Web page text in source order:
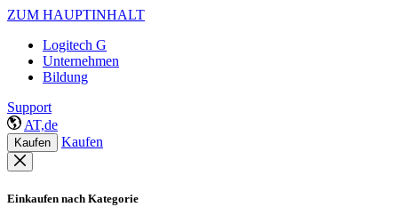
ZUM HAUPTINHALT
Logitech G
Unternehmen
Bildung
Support
AT,de
Kaufen Kaufen
Einkaufen nach Kategorie